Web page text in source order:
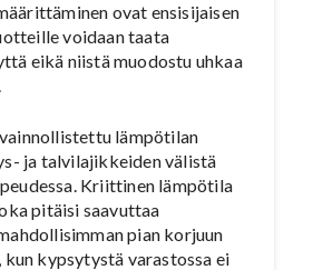
ovat ensisijaisen
voidaan taata
eikä niistä muodostu uhkaa
lämpötilan
ja talvilajikkeiden välistä
Kriittinen lämpötila
pitäisi saavuttaa
pian korjuun
kun kypsytystä varastossa ei